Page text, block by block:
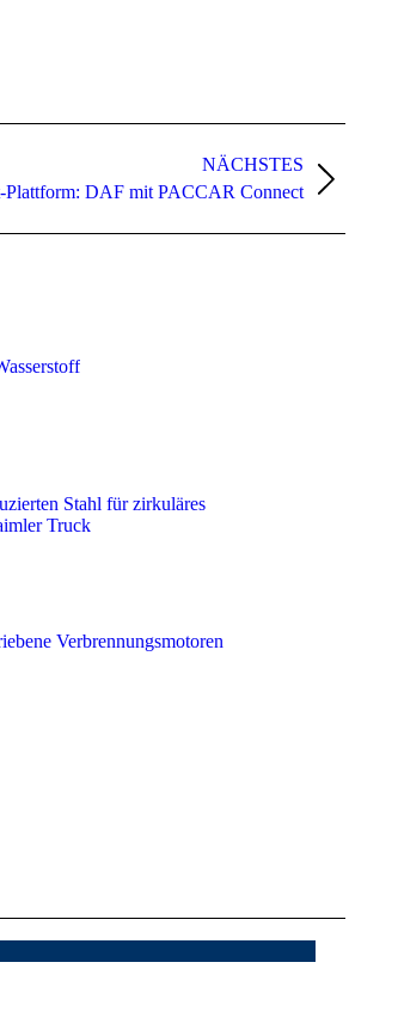
NÄCHSTES
Plattform: DAF mit PACCAR Connect
Stahl für zirkuläres
Truck
Verbrennungsmotoren